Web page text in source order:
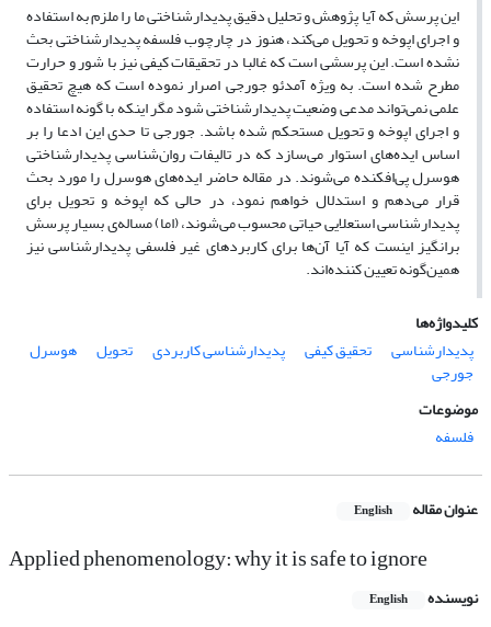
این پرسش که آیا پژوهش و تحلیل دقیق پدیدارشناختی ما را ملزم به استفاده
و اجرای اپوخه و تحویل می‌کند، هنوز در چارچوب فلسفه پدیدارشناختی بحث
نشده است. این پرسشی است که غالبا در تحقیقات کیفی نیز با شور و حرارت
مطرح شده است. به ویژه آمدئو جورجی اصرار نموده است که هیچ تحقیق
علمی نمی‌تواند مدعی وضعیت پدیدارشناختی شود مگر اینکه با گونه استفاده
و اجرای اپوخه و تحویل مستحکم شده باشد. جورجی تا حدی این ادعا را بر
اساس ایده‌های استوار می‌سازد که در تالیفات روان‌شناسی پدیدارشناختی
هوسرل پی‌افکنده می‌شوند. در مقاله حاضر ایده‌های هوسرل را مورد بحث
قرار می‌دهم و استدلال خواهم نمود، در حالی که اپوخه و تحویل برای
پدیدارشناسی استعلایی حیاتی محسوب می‌شوند، (اما) مساله‌ی بسیار پرسش
برانگیز اینست که آیا آن‌ها برای کاربردهای غیر فلسفی پدیدارشناسی نیز
همین‌گونه تعیین کننده‌اند.
کلیدواژه‌ها
پدیدارشناسی
تحقیق کیفی پدیدارشناسی کاربردی تحویل هوسرل
جورجی
موضوعات
فلسفه
عنوان مقاله English
Applied phenomenology: why it is safe to ignore
نویسنده English